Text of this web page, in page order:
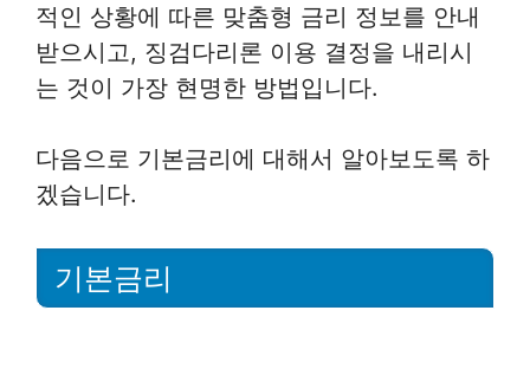
적인 상황에 따른 맞춤형 금리 정보를 안내
받으시고, 징검다리론 이용 결정을 내리시
는 것이 가장 현명한 방법입니다.
다음으로 기본금리에 대해서 알아보도록 하
겠습니다.
기본금리